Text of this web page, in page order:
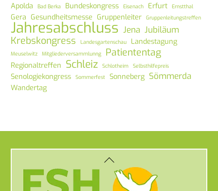
Apolda Bad Berka Bundeskongress Eisenach Erfurt Ernstthal
Gera Gesundheitsmesse Gruppenleiter Gruppenleitungstreffen
Jahresabschluss Jena Jubiläum
Krebskongress Landesgartenschau Landestagung
Meuselwitz Mitgliederversammlunng Patiententag
Regionaltreffen Schleiz Schlotheim Selbsthilfepreis
Senologiekongress Sommerfest Sonneberg Sömmerda
Wandertag
Back
To
Top